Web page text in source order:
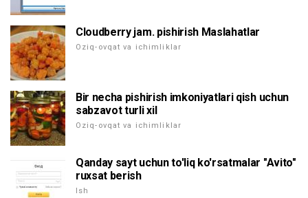
Cloudberry jam. pishirish Maslahatlar
Oziq-ovqat va ichimliklar
Bir necha pishirish imkoniyatlari qish uchun
sabzavot turli xil
Oziq-ovqat va ichimliklar
Qanday sayt uchun to'liq ko'rsatmalar "Avito"
ruxsat berish
Ish